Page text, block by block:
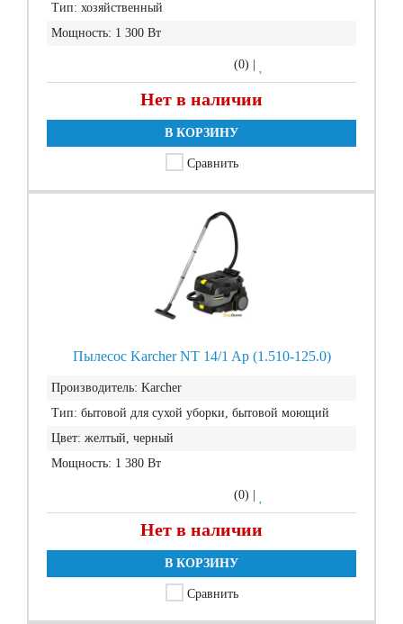
Тип: хозяйственный
Мощность: 1 300 Вт
(0)
Нет в наличии
В КОРЗИНУ
Сравнить
Пылесос Karcher NT 14/1 Ap (1.510-125.0)
Производитель: Karcher
Тип: бытовой для сухой уборки, бытовой моющий
Цвет: желтый, черный
Мощность: 1 380 Вт
(0)
Нет в наличии
В КОРЗИНУ
Сравнить